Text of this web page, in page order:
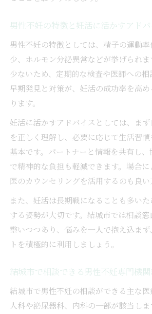
男性不妊の特徴と妊活に活かすアドバ
男性不妊の特徴としては、精子の運動
少、ホルモン分泌異常などが挙げられ
少ないため、定期的な検査や医師への相
早期発見と対策が、妊活の成功率を高
ります。
妊活に活かすアドバイスとしては、ま
を正しく理解し、必要に応じて生活習
基本です。パートナーと情報を共有し、
で精神的な負担も軽減できます。場合
医のカウンセリングを活用するのも良い
また、妊活は長期戦になることも多い
する姿勢が大切です。結城市では相談
整いつつあり、悩みを一人で抱え込ま
トを積極的に利用しましょう。
結城市で相談できる男性不妊専門機
結城市で男性不妊の相談ができる主な
人科や泌尿器科、内科の一部が該当し